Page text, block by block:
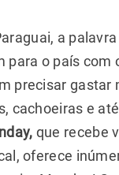
a
para o país
precisar gastar
cachoeiras e
que recebe
oferece